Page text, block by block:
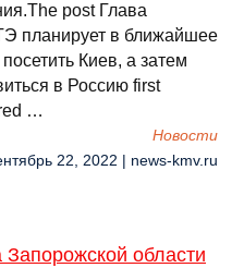
post Глава
планирует в ближайшее
Киев, а затем
в Россию first
…
Новости
22, 2022 | news-kmv.ru
Запорожской области